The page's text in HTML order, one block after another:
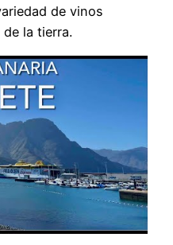
de vinos
la tierra.